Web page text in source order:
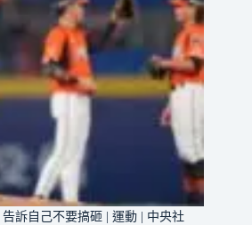
訴自己不要搞砸 | 運動 | 中央社